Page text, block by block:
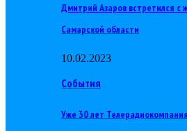
Дмитрий Азаров встретился
Самарской области
10.02.2023
События
Уже 30 лет